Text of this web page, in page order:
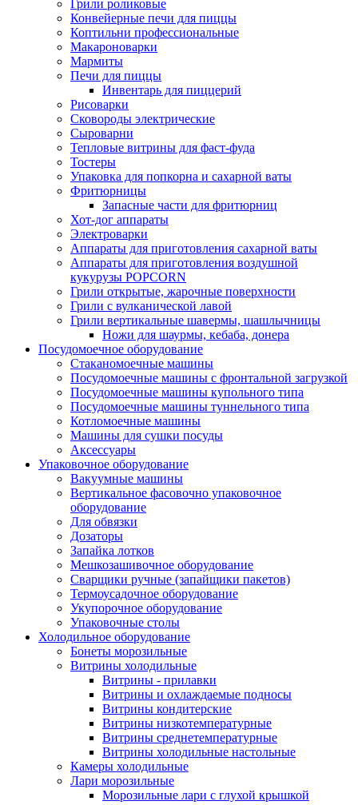
Грили роликовые
Конвейерные печи для пиццы
Коптильни профессиональные
Макароноварки
Мармиты
Печи для пиццы
Инвентарь для пиццерий
Рисоварки
Сковороды электрические
Сыроварни
Тепловые витрины для фаст-фуда
Тостеры
Упаковка для попкорна и сахарной ваты
Фритюрницы
Запасные части для фритюрниц
Хот-дог аппараты
Электроварки
Аппараты для приготовления сахарной ваты
Аппараты для приготовления воздушной
кукурузы POPCORN
Грили открытые, жарочные поверхности
Грили с вулканической лавой
Грили вертикальные шавермы, шашлычницы
Ножи для шаурмы, кебаба, донера
Посудомоечное оборудование
Стаканомоечные машины
Посудомоечные машины с фронтальной загрузкой
Посудомоечные машины купольного типа
Посудомоечные машины туннельного типа
Котломоечные машины
Машины для сушки посуды
Аксессуары
Упаковочное оборудование
Вакуумные машины
Вертикальное фасовочно упаковочное
оборудование
Для обвязки
Дозаторы
Запайка лотков
Мешкозашивочное оборудование
Сварщики ручные (запайщики пакетов)
Термоусадочное оборудование
Укупорочное оборудование
Упаковочные столы
Холодильное оборудование
Бонеты морозильные
Витрины холодильные
Витрины - прилавки
Витрины и охлаждаемые подносы
Витрины кондитерские
Витрины низкотемпературные
Витрины среднетемпературные
Витрины холодильные настольные
Камеры холодильные
Лари морозильные
Морозильные лари с глухой крышкой